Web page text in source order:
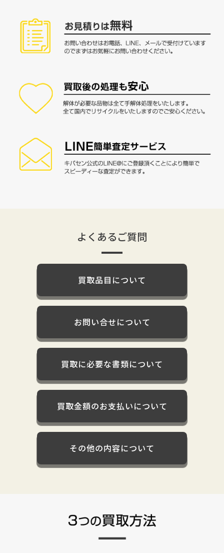
よくあるご質問
買取品目について
お問い合せについて
買取に必要な書類について
買取金額のお支払いについて
その他の内容について